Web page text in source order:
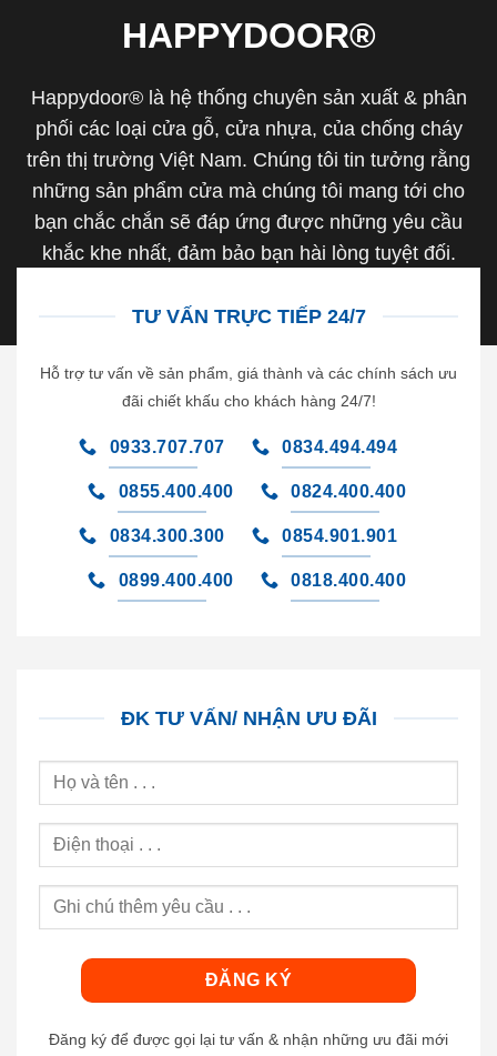
HAPPYDOOR®
Happydoor® là hệ thống chuyên sản xuất & phân
phối các loại cửa gỗ, cửa nhựa, của chống cháy
trên thị trường Việt Nam. Chúng tôi tin tưởng rằng
những sản phẩm cửa mà chúng tôi mang tới cho
bạn chắc chắn sẽ đáp ứng được những yêu cầu
khắc khe nhất, đảm bảo bạn hài lòng tuyệt đối.
TƯ VẤN TRỰC TIẾP 24/7
Hỗ trợ tư vấn về sản phẩm, giá thành và các chính sách ưu
đãi chiết khấu cho khách hàng 24/7!
0933.707.707 0834.494.494
0855.400.400 0824.400.400
0834.300.300 0854.901.901
0899.400.400 0818.400.400
ĐK TƯ VẤN/ NHẬN ƯU ĐÃI
Đăng ký để được gọi lại tư vấn & nhận những ưu đãi mới